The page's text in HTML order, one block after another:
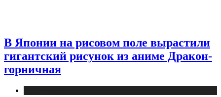
В Японии на рисовом поле вырастили
гигантский рисунок из аниме Дракон-
горничная